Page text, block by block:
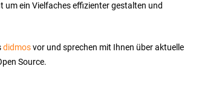
ein Vielfaches effizienter gestalten und
didmosvor und sprechen mit Ihnen über aktuelle
Source.